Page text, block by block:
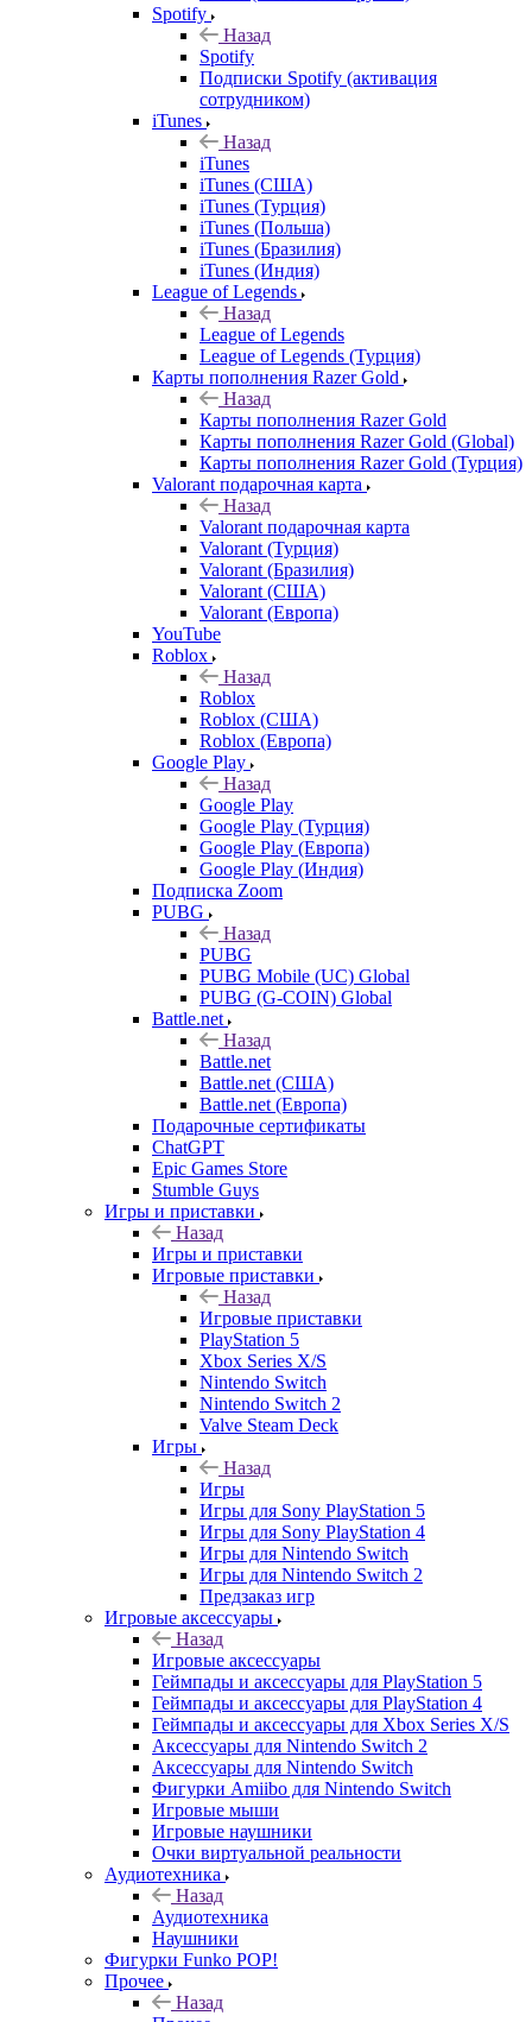
Spotify
Назад
Spotify
Подписки Spotify (активация
сотрудником)
iTunes
Назад
iTunes
iTunes (США)
iTunes (Турция)
iTunes (Польша)
iTunes (Бразилия)
iTunes (Индия)
League of Legends
Назад
League of Legends
League of Legends (Турция)
Карты пополнения Razer Gold
Назад
Карты пополнения Razer Gold
Карты пополнения Razer Gold (Global)
Карты пополнения Razer Gold (Турция)
Valorant подарочная карта
Назад
Valorant подарочная карта
Valorant (Турция)
Valorant (Бразилия)
Valorant (США)
Valorant (Европа)
YouTube
Roblox
Назад
Roblox
Roblox (США)
Roblox (Европа)
Google Play
Назад
Google Play
Google Play (Турция)
Google Play (Европа)
Google Play (Индия)
Подписка Zoom
PUBG
Назад
PUBG
PUBG Mobile (UC) Global
PUBG (G-COIN) Global
Battle.net
Назад
Battle.net
Battle.net (США)
Battle.net (Европа)
Подарочные сертификаты
ChatGPT
Epic Games Store
Stumble Guys
Игры и приставки
Назад
Игры и приставки
Игровые приставки
Назад
Игровые приставки
PlayStation 5
Xbox Series X/S
Nintendo Switch
Nintendo Switch 2
Valve Steam Deck
Игры
Назад
Игры
Игры для Sony PlayStation 5
Игры для Sony PlayStation 4
Игры для Nintendo Switch
Игры для Nintendo Switch 2
Предзаказ игр
Игровые аксессуары
Назад
Игровые аксессуары
Геймпады и аксессуары для PlayStation 5
Геймпады и аксессуары для PlayStation 4
Геймпады и аксессуары для Xbox Series X/S
Аксессуары для Nintendo Switch 2
Аксессуары для Nintendo Switch
Фигурки Amiibo для Nintendo Switch
Игровые мыши
Игровые наушники
Очки виртуальной реальности
Аудиотехника
Назад
Аудиотехника
Наушники
Фигурки Funko POP!
Прочее
Назад